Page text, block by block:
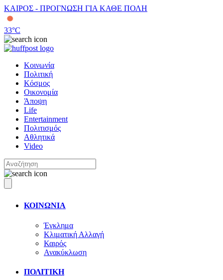
ΚΑΙΡΟΣ - ΠΡΟΓΝΩΣΗ ΓΙΑ ΚΑΘΕ ΠΟΛΗ
33°C
Κοινωνία
Πολιτική
Κόσμος
Οικονομία
Άποψη
Life
Entertainment
Πολιτισμός
Αθλητικά
Video
ΚΟΙΝΩΝΙΑ
Έγκλημα
Κλιματική Αλλαγή
Καιρός
Ανακύκλωση
ΠΟΛΙΤΙΚΗ